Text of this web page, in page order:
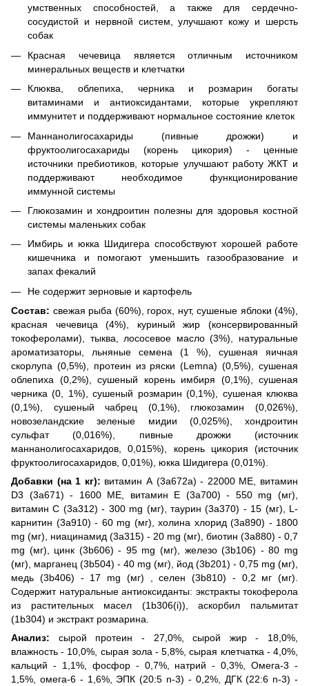
умственных способностей, а также для сердечно-
сосудистой и нервной систем, улучшают кожу и шерсть
собак
Красная чечевица является отличным источником
минеральных веществ и клетчатки
Клюква, облепиха, черника и розмарин богаты
витаминами и антиоксидантами, которые укрепляют
иммунитет и поддерживают нормальное состояние клеток
Маннанолигосахариды (пивные дрожжи) и
фруктоолигосахариды (корень цикория) - ценные
источники пребиотиков, которые улучшают работу ЖКТ и
поддерживают необходимое функционирование
иммунной системы
Глюкозамин и хондроитин полезны для здоровья костной
системы маленьких собак
Имбирь и юкка Шидигера способствуют хорошей работе
кишечника и помогают уменьшить газообразование и
запах фекалий
Не содержит зерновые и картофель
Состав: свежая рыба (60%), горох, нут, сушеные яблоки (4%),
красная чечевица (4%), куриный жир (консервированный
токоферолами), тыква, лососевое масло (3%), натуральные
ароматизаторы, льняные семена (1 %), сушеная яичная
скорлупа (0,5%), протеин из ряски (Lemna) (0,5%), сушеная
облепиха (0,2%), сушеный корень имбиря (0,1%), сушеная
черника (0, 1%), сушеный розмарин (0,1%), сушеная клюква
(0,1%), сушеный чабрец (0,1%), глюкозамин (0,026%),
новозеландские зеленые мидии (0,025%), хондроитин
сульфат (0,016%), пивные дрожжи (источник
маннанолигосахаридов, 0,015%), корень цикория (источник
фруктоолигосахаридов, 0,01%), юкка Шидигера (0,01%).
Добавки (на 1 кг): витамин А (3a672a) - 22000 МЕ, витамин
D3 (3a671) - 1600 МЕ, витамин E (3a700) - 550 mg (мг),
витамин C (3a312) - 300 mg (мг), таурин (3a370) - 15 (мг), L-
карнитин (3a910) - 60 mg (мг), холина хлорид (3a890) - 1800
mg (мг), ниацинамид (3a315) - 20 mg (мг), биотин (3a880) - 0,7
mg (мг), цинк (3b606) - 95 mg (мг), железо (3b106) - 80 mg
(мг), марганец (3b504) - 40 mg (мг), йод (3b201) - 0,75 mg (мг),
медь (3b406) - 17 mg (мг) , селен (3b810) - 0,2 мг (мг).
Содержит натуральные антиоксиданты: экстракты токоферола
из растительных масел (1b306(i)), аскорбил пальмитат
(1b304) и экстракт розмарина.
Анализ: сырой протеин - 27,0%, сырой жир - 18,0%,
влажность - 10,0%, сырая зола - 5,8%, сырая клетчатка - 4,0%,
кальций - 1,1%, фосфор - 0,7%, натрий - 0,3%, Омега-3 -
1,5%, омега-6 - 1,6%, ЭПК (20:5 n-3) - 0,2%, ДГК (22:6 n-3) -